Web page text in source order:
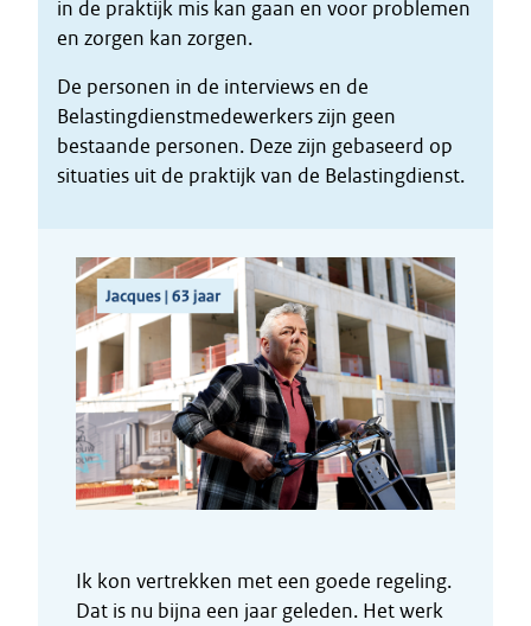
in de praktijk mis kan gaan en voor problemen
en zorgen kan zorgen.
De personen in de interviews en de
Belastingdienstmedewerkers zijn geen
bestaande personen. Deze zijn gebaseerd op
situaties uit de praktijk van de Belastingdienst.
Ik kon vertrekken met een goede regeling.
Dat is nu bijna een jaar geleden. Het werk